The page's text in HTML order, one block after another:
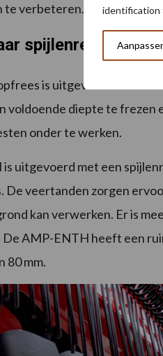
identification
te verbeteren.
spijlenrek
is uitgevoerd met een
voldoende diepte te frezen
onder te werken.
uitgevoerd met een
De veertanden zorgen
kan verwerken. Er is
De AMP-ENTH heeft een
80 mm.